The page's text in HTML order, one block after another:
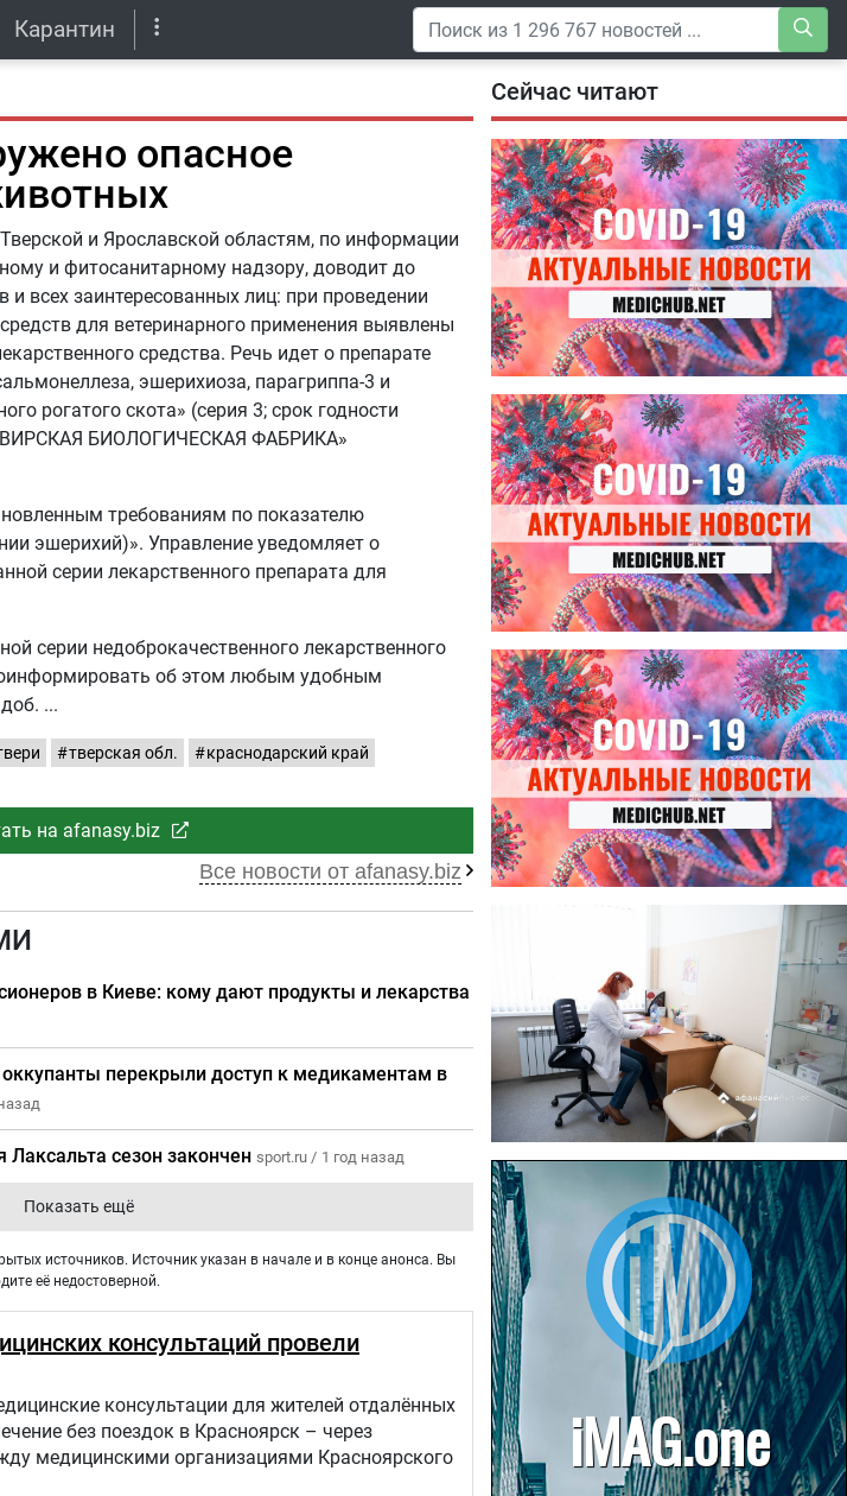
Карантин
опасное
и Ярославской областям, по информации
и фитосанитарному надзору, доводит до
всех заинтересованных лиц: при проведении
для ветеринарного применения выявлены
средства. Речь идет о препарате
эшерихиоза, парагриппа-3 и
рогатого скота» (серия 3; срок годности
БИОЛОГИЧЕСКАЯ ФАБРИКА»
требованиям по показателю
эшерихий)». Управление уведомляет о
серии лекарственного препарата для
серии недоброкачественного лекарственного
об этом любым удобным
тверская обл.
краснодарский край
на afanasy.biz
Все новости от afanasy.biz
в Киеве: кому дают продукты и лекарства
перекрыли доступ к медикаментам в
сезон закончен sport.ru / 1 год назад
Показать ещё
источников. Источник указан в начале и в конце анонса. Вы
её недостоверной.
консультаций провели
консультации для жителей отдалённых
без поездок в Красноярск – через
медицинскими организациями Красноярского
Сейчас читают
04.08.2026
Специалисты дали советы, как
правильно пить витамины
27.07.2026
Лучше фасоли: диетолог
названа 8 продуктов,
содержащих много клетчатки
угрозы: что нужно знать о
летних инфекциях
22.07.2026
Больница в Спирово работает
без рентгеновского кабинета